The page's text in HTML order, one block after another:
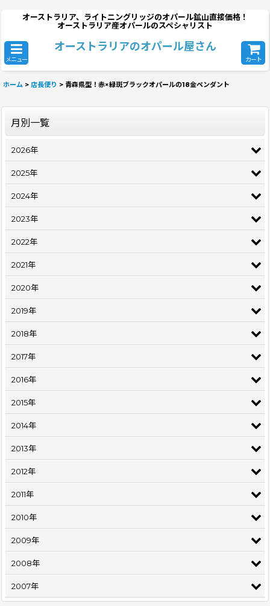
オーストラリア、ライトニングリッジのオパール鉱山直接価格！
オーストラリア産オパールのスペシャリスト
メニュー
オーストラリアのオパール屋さん
カート
ホーム > 店長便り > 青森県型！赤×緑斑ブラックオパールの18金ペンダント
月別一覧
2026年
2025年
2024年
2023年
2022年
2021年
2020年
2019年
2018年
2017年
2016年
2015年
2014年
2013年
2012年
2011年
2010年
2009年
2008年
2007年